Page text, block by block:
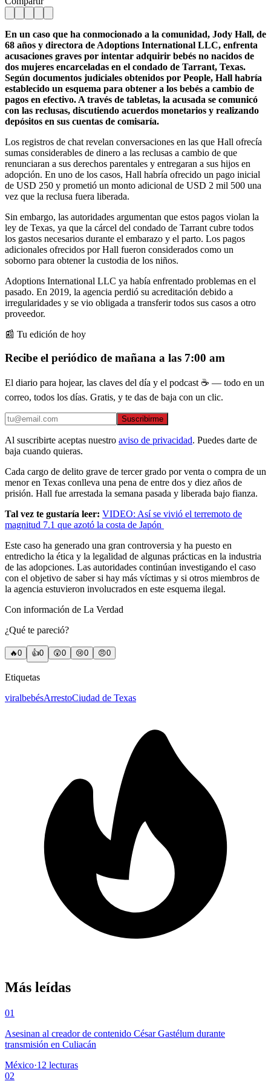
En un caso que ha conmocionado a la comunidad, Jody Hall, de
68 años y directora de Adoptions International LLC, enfrenta
acusaciones graves por intentar adquirir bebés no nacidos de
dos mujeres encarceladas en el condado de Tarrant, Texas.
Según documentos judiciales obtenidos por People, Hall habría
establecido un esquema para obtener a los bebés a cambio de
pagos en efectivo. A través de tabletas, la acusada se comunicó
con las reclusas, discutiendo acuerdos monetarios y realizando
depósitos en sus cuentas de comisaría.
Los registros de chat revelan conversaciones en las que Hall ofrecía
sumas considerables de dinero a las reclusas a cambio de que
renunciaran a sus derechos parentales y entregaran a sus hijos en
adopción. En uno de los casos, Hall habría ofrecido un pago inicial
de USD 250 y prometió un monto adicional de USD 2 mil 500 una
vez que la reclusa fuera liberada.
Sin embargo, las autoridades argumentan que estos pagos violan la
ley de Texas, ya que la cárcel del condado de Tarrant cubre todos
los gastos necesarios durante el embarazo y el parto. Los pagos
adicionales ofrecidos por Hall fueron considerados como un
soborno para obtener la custodia de los niños.
Adoptions International LLC ya había enfrentado problemas en el
pasado. En 2019, la agencia perdió su acreditación debido a
irregularidades y se vio obligada a transferir todos sus casos a otro
proveedor.
📰 Tu edición de hoy
Recibe el periódico de mañana a las 7:00 am
El diario para hojear, las claves del día y el podcast ☕ — todo en un
correo, todos los días. Gratis, y te das de baja con un clic.
Suscribirme
Al suscribirte aceptas nuestro aviso de privacidad. Puedes darte de
baja cuando quieras.
Cada cargo de delito grave de tercer grado por venta o compra de un
menor en Texas conlleva una pena de entre dos y diez años de
prisión. Hall fue arrestada la semana pasada y liberada bajo fianza.
Tal vez te gustaría leer: VIDEO: Así se vivió el terremoto de
magnitud 7.1 que azotó la costa de Japón
Este caso ha generado una gran controversia y ha puesto en
entredicho la ética y la legalidad de algunas prácticas en la industria
de las adopciones. Las autoridades continúan investigando el caso
con el objetivo de saber si hay más víctimas y si otros miembros de
la agencia estuvieron involucrados en este esquema ilegal.
Con información de La Verdad
¿Qué te pareció?
🔥0 👍0 😲0 😢0 😠0
Etiquetas
viralbebésArrestoCiudad de Texas
Más leídas
01
Asesinan al creador de contenido César Gastélum durante
transmisión en Culiacán
México·12 lecturas
02